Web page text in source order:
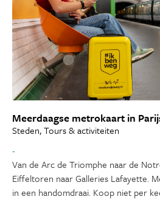
Meerdaagse metrokaart in
Steden, Tours & activiteiten
-
Van de Arc de Triomphe naar de
Eiffeltoren naar Galleries Lafayette.
in een handomdraai. Koop niet per